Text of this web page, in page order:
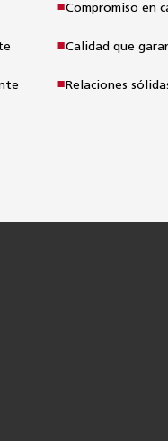
Compromiso en
Calidad que
Relaciones